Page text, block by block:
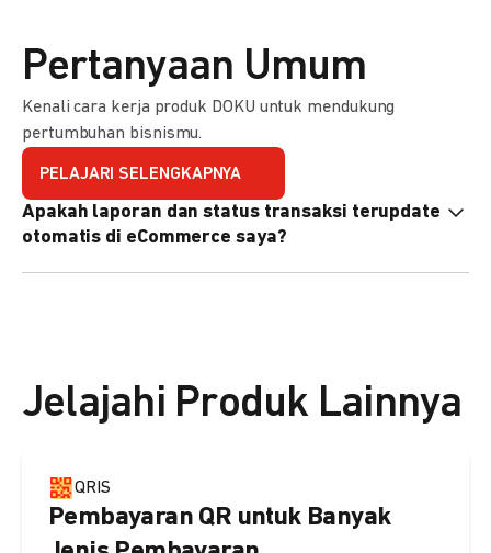
Pertanyaan Umum
Kenali cara kerja produk DOKU untuk mendukung
pertumbuhan bisnismu.
PELAJARI SELENGKAPNYA
Apakah laporan dan status transaksi terupdate
otomatis di eCommerce saya?
Jelajahi Produk Lainnya
QRIS
Pembayaran QR untuk Banyak